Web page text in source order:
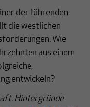
der führenden
die westlichen
Wie
aus einem
entwickeln?
Hintergründe